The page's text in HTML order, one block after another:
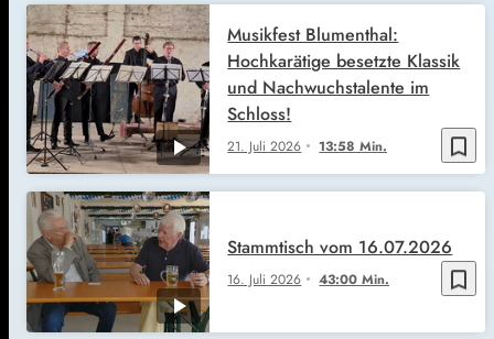
bookmark_border
21. Juli 2026 13:58 Min.
Musikfest Blumenthal:
Hochkarätige besetzte Klassik
und Nachwuchstalente im
Schloss!
bookmark_border
16. Juli 2026 43:00 Min.
Stammtisch vom 16.07.2026